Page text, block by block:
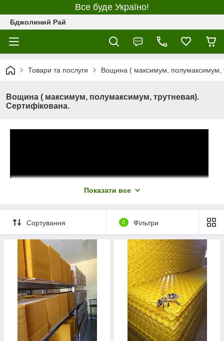
Все буде Україно!
Бджолиний Рай
Товари та послуги Вощина ( максимум, полумаксимум,
Вощина ( максимум, полумаксимум, трутневая).
Сертифікована.
Вощина, медовий стільник, восковий шар — служить у вулику
для складання зібраного бджолами запасу меду і виведення
детвы. До складу нашої Вощини не включені ніякі домішки і
Показати все
Сортування 0 Фільтри